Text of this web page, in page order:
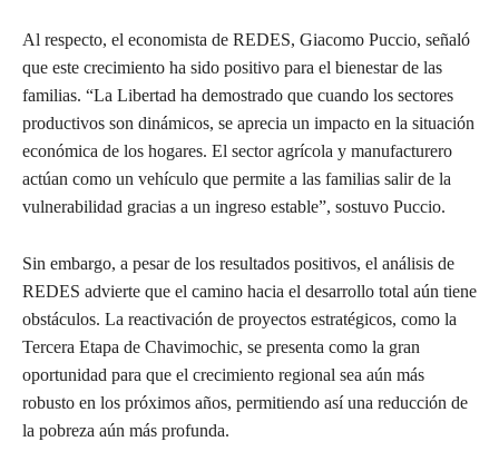
Al respecto, el economista de REDES, Giacomo Puccio, señaló
que este crecimiento ha sido positivo para el bienestar de las
familias. “La Libertad ha demostrado que cuando los sectores
productivos son dinámicos, se aprecia un impacto en la situación
económica de los hogares. El sector agrícola y manufacturero
actúan como un vehículo que permite a las familias salir de la
vulnerabilidad gracias a un ingreso estable”, sostuvo Puccio.
Sin embargo, a pesar de los resultados positivos, el análisis de
REDES advierte que el camino hacia el desarrollo total aún tiene
obstáculos. La reactivación de proyectos estratégicos, como la
Tercera Etapa de Chavimochic, se presenta como la gran
oportunidad para que el crecimiento regional sea aún más
robusto en los próximos años, permitiendo así una reducción de
la pobreza aún más profunda.